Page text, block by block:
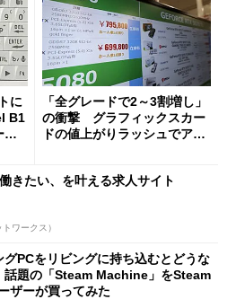
に
B1
「全グレードで2～3割増し」
の衝撃 グラフィックスカー
ドの値上がりラッシュでアキ
きたい、を叶える求人サイト
ワークス）
グPCをリビングに持ち込むとどうな
題の「Steam Machine」をSteam
ザーが買ってみた